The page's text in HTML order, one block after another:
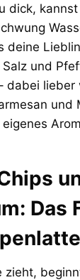
dick,
deine
und
dabei lieber
und
Das
zieht,